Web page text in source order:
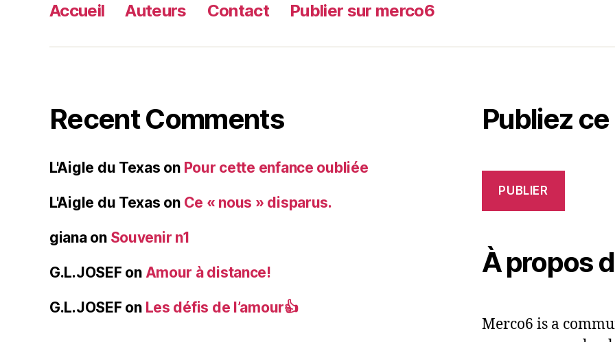
Accueil Auteurs Contact Publier sur merco6
Recent Comments
L'Aigle du Texas on Pour cette enfance oubliée
L'Aigle du Texas on Ce « nous » disparus.
gianaon Souvenir n1
G.L.JOSEF on Amour à distance!
G.L.JOSEF on Les défis de l’amour👍
Publiez
PUBLIER
À propos
Merco6 is a